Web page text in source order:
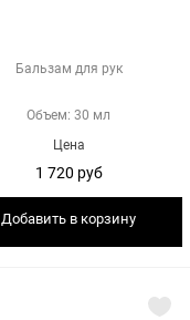
Бальзам для рук
Объем: 30 мл
Цена
1 720 руб
Добавить в корзину